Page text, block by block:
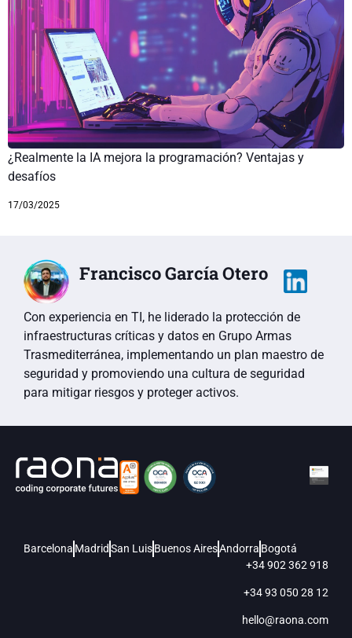
¿Realmente la IA mejora la programación? Ventajas y
desafíos
17/03/2025
Francisco García Otero
Con experiencia en TI, he liderado la protección de
infraestructuras críticas y datos en Grupo Armas
Trasmediterránea, implementando un plan maestro de
seguridad y promoviendo una cultura de seguridad
para mitigar riesgos y proteger activos.
Barcelona MadridSan LuisBuenos AiresAndorra Bogotá
+34 902 362 918
+34 93 050 28 12
hello@raona.com